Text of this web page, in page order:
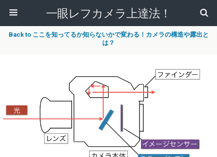
一眼レフカメラ上達法！
Back to ここを知ってるか知らないかで変わる！カメラの構造や露出と
は？